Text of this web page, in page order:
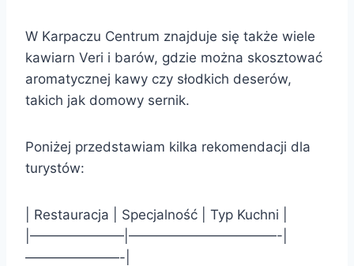
W Karpaczu Centrum znajduje się także wiele
kawiarn Veri i barów, gdzie można skosztować
aromatycznej kawy czy słodkich deserów,
takich jak domowy sernik.
Poniżej przedstawiam kilka rekomendacji dla
turystów:
| Restauracja | Specjalność | Typ Kuchni |
|———————|———————————-|
———————-|